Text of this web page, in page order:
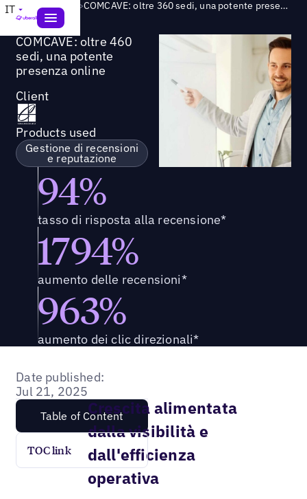
IT Success Story > COMCAVE: oltre 360 sedi, una potente presenza online
COMCAVE: oltre 460
sedi, una potente
presenza online
Client
Products used
Gestione di recensioni
e reputazione
94%
tasso di risposta alla recensione*
1794%
aumento delle recensioni*
963%
aumento dei clic direzionali*
Date published:
Jul 21, 2025
Table of Content
TOC link
Crescita alimentata
dalla visibilità e
dall'efficienza
operativa